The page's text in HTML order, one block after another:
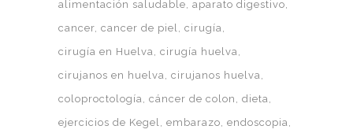
alimentación saludable aparato digestivo
cancer cancer de piel cirugía
cirugía en Huelva cirugía huelva
cirujanos en huelva cirujanos huelva
coloproctología cáncer de colon
dieta
ejercicios de Kegel embarazo endoscopia